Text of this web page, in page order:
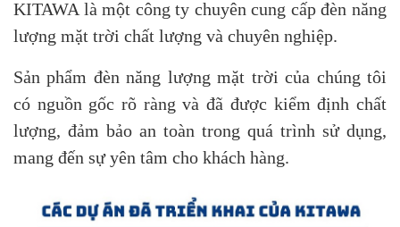
KITAWA là một công ty chuyên cung cấp đèn năng
lượng mặt trời chất lượng và chuyên nghiệp.
Sản phẩm đèn năng lượng mặt trời của chúng tôi
có nguồn gốc rõ ràng và đã được kiểm định chất
lượng, đảm bảo an toàn trong quá trình sử dụng,
mang đến sự yên tâm cho khách hàng.